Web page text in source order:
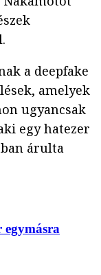
a deepfake
amelyek
ugyancsak
egy hatezer
árulta
egymásra